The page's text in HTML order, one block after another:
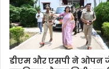
डीएम और एसपी ने ओपन